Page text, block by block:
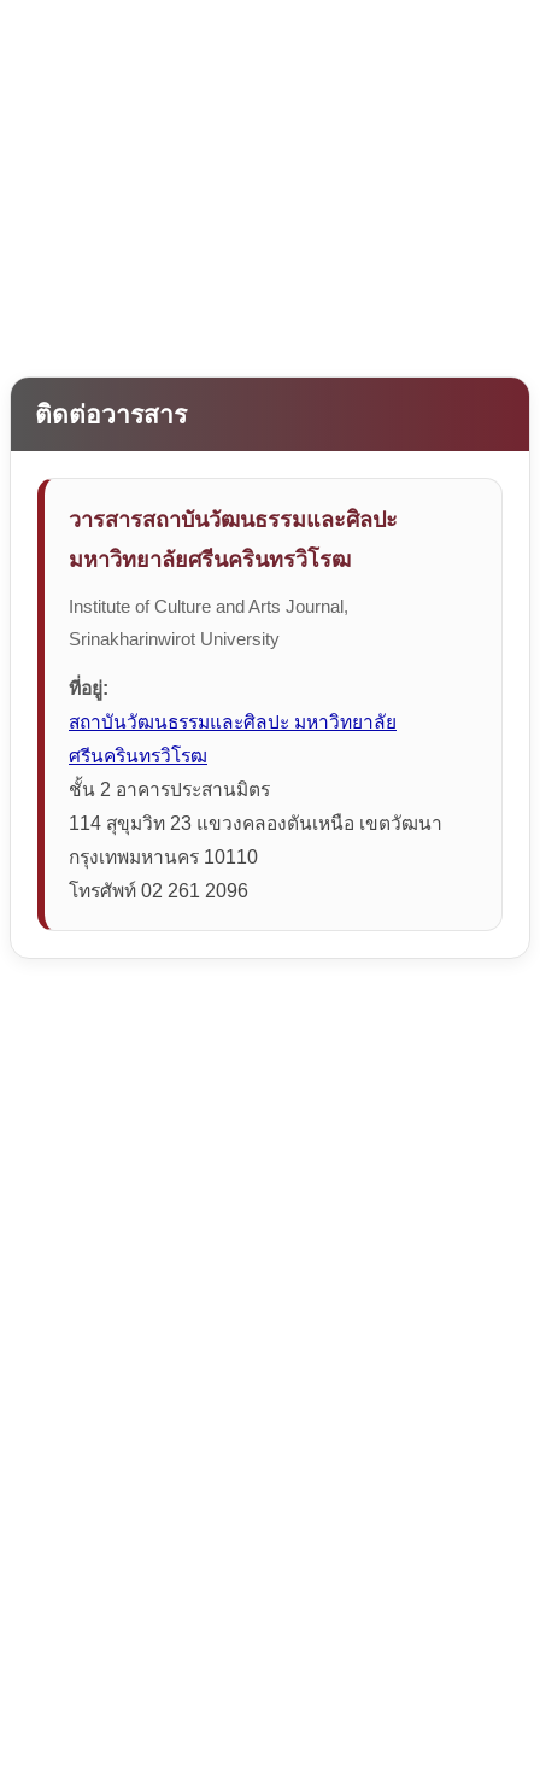
ติดต่อวารสาร
วารสารสถาบันวัฒนธรรมและศิลปะ
มหาวิทยาลัยศรีนครินทรวิโรฒ
Institute of Culture and Arts Journal,
Srinakharinwirot University
ที่อยู่:
สถาบันวัฒนธรรมและศิลปะ มหาวิทยาลัย
ศรีนครินทรวิโรฒ
ชั้น 2 อาคารประสานมิตร
114 สุขุมวิท 23 แขวงคลองตันเหนือ เขตวัฒนา
กรุงเทพมหานคร 10110
โทรศัพท์ 02 261 2096